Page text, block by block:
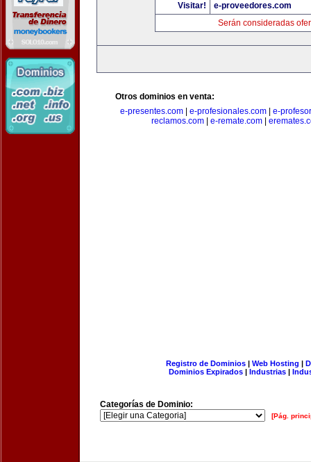
Visitar!
e-proveedores.com
Serán consideradas
Otros dominios en venta:
e-presentes.com
e-profesionales.com
e-
reclamos.com
e-remate.com
Registro de Dominios| Web Hosting |
Dominios Expirados | Industrias |
Categorías de Dominio:
[Pág.